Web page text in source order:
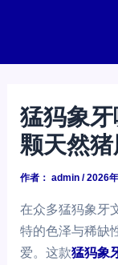
猛犸象
颗天然
作者： admin/2026
在众多猛犸象牙
特的色泽与稀缺
爱。这款猛犸象